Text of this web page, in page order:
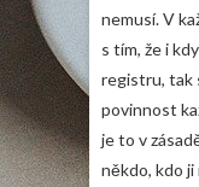
nemusí. V
s tím, že i
registru, tak
povinnost
je to v
někdo, kdo